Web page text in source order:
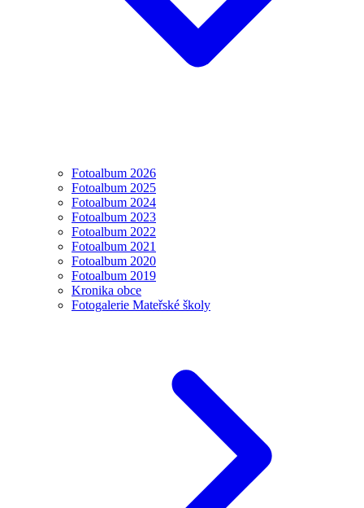
Fotoalbum 2026
Fotoalbum 2025
Fotoalbum 2024
Fotoalbum 2023
Fotoalbum 2022
Fotoalbum 2021
Fotoalbum 2020
Fotoalbum 2019
Kronika obce
Fotogalerie Mateřské školy